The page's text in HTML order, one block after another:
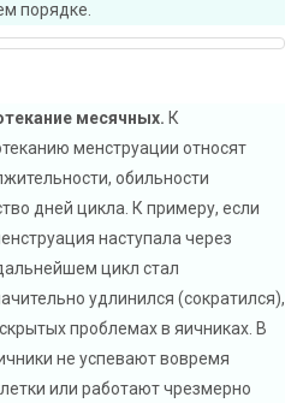
порядке.
месячных. К
менструации относят
обильности
дней цикла. К примеру, если
наступала через
цикл стал
удлинился (сократился),
проблемах в яичниках. В
не успевают вовремя
или работают чрезмерно